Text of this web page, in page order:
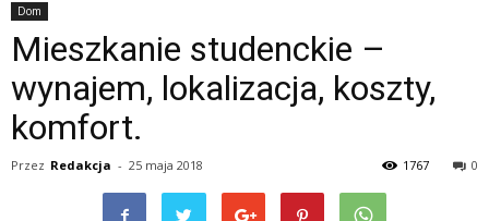
Dom
Mieszkanie studenckie –
wynajem, lokalizacja, koszty,
komfort.
Przez Redakcja - 25 maja 2018 0
1767